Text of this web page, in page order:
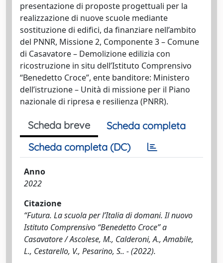
presentazione di proposte progettuali per la
realizzazione di nuove scuole mediante
sostituzione di edifici, da finanziare nell’ambito
del PNNR, Missione 2, Componente 3 – Comune
di Casavatore – Demolizione edilizia con
ricostruzione in situ dell’Istituto Comprensivo
“Benedetto Croce”, ente banditore: Ministero
dell’istruzione – Unità di missione per il Piano
nazionale di ripresa e resilienza (PNRR).
Scheda breve
Scheda completa
Scheda completa (DC)
Anno
2022
Citazione
“Futura. La scuola per l’Italia di domani. Il nuovo
Istituto Comprensivo “Benedetto Croce” a
Casavatore / Ascolese, M., Calderoni, A., Amabile,
L., Cestarello, V., Pesarino, S.. - (2022).